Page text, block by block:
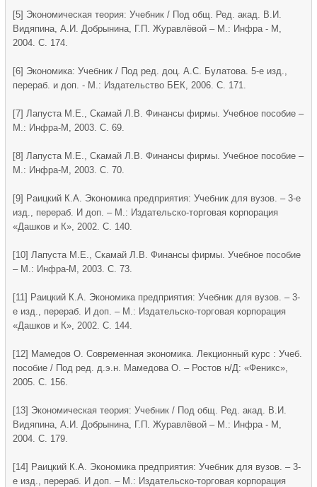
[5] Экономическая теория: Учебник / Под общ. Ред. акад. В.И.
Видяпина, А.И. Добрынина, Г.П. Журавлёвой – М.: Инфра - М,
2004. С. 174.
[6] Экономика: Учебник / Под ред. доц. А.С. Булатова. 5-е изд.,
перераб. и доп. - М.: Издательство БЕК, 2006. С. 171.
[7] Лапуста М.Е., Скамай Л.В. Финансы фирмы. Учебное пособие –
М.: Инфра-М, 2003. С. 69.
[8] Лапуста М.Е., Скамай Л.В. Финансы фирмы. Учебное пособие –
М.: Инфра-М, 2003. С. 70.
[9] Раицкий К.А. Экономика предприятия: Учебник для вузов. – 3-е
изд., перераб. И доп. – М.: Издательско-торговая корпорация
«Дашков и К», 2002. С. 140.
[10] Лапуста М.Е., Скамай Л.В. Финансы фирмы. Учебное пособие
– М.: Инфра-М, 2003. С. 73.
[11] Раицкий К.А. Экономика предприятия: Учебник для вузов. – 3-
е изд., перераб. И доп. – М.: Издательско-торговая корпорация
«Дашков и К», 2002. С. 144.
[12] Мамедов О. Современная экономика. Лекционный курс : Учеб.
пособие / Под ред. д.э.н. Мамедова О. – Ростов н/Д: «Феникс»,
2005. С. 156.
[13] Экономическая теория: Учебник / Под общ. Ред. акад. В.И.
Видяпина, А.И. Добрынина, Г.П. Журавлёвой – М.: Инфра - М,
2004. С. 179.
[14] Раицкий К.А. Экономика предприятия: Учебник для вузов. – 3-
е изд., перераб. И доп. – М.: Издательско-торговая корпорация